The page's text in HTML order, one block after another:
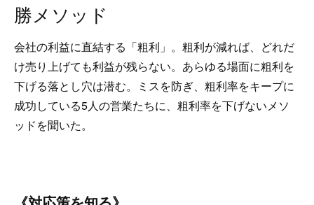
勝メソッド
会社の利益に直結する「粗利」。粗利が減れば、どれだ
け売り上げても利益が残らない。あらゆる場面に粗利を
下げる落とし穴は潜む。ミスを防ぎ、粗利率をキープに
成功している5人の営業たちに、粗利率を下げないメソ
ッドを聞いた。